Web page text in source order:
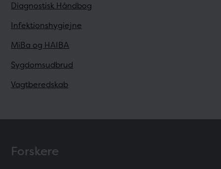
Diagnostisk Håndbog
Infektionshygiejne
MiBa og HAIBA
Sygdomsudbrud
Vagtberedskab
Forskere